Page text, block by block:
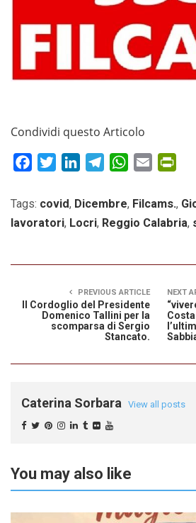
Condividi questo Articolo
FacebookTwitterLinkedInTelegramWhatsApp
Email
Tags: covid, Dicembre, Filcams.,
lavoratori, Locri, Reggio Calabria,
PREVIOUS ARTICLE
Il Cordoglio del Presidente
Domenico Tallini per la
scomparsa di Sergio
Stancato.
NEXT
Caterina Sorbara View all posts
You may also like